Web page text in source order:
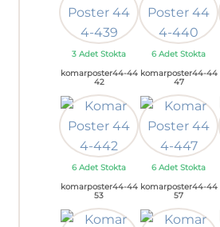
3 Adet Stokta 6 Adet Stokta
komarposter44-44
42
6 Adet Stokta
komarposter44-44
47
6 Adet Stokta
komarposter44-44
53
komarposter44-44
57